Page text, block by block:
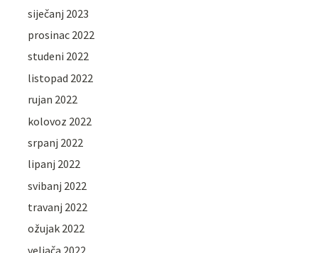
siječanj 2023
prosinac 2022
studeni 2022
listopad 2022
rujan 2022
kolovoz 2022
srpanj 2022
lipanj 2022
svibanj 2022
travanj 2022
ožujak 2022
veljača 2022